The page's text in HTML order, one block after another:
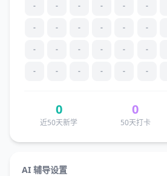
- - - - - -
- - - - - -
- - - - - -
- - - - - -
0
近50天新学
0
50天打卡
AI 辅导设置